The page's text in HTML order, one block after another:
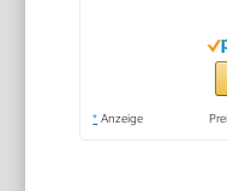
* Anzeige